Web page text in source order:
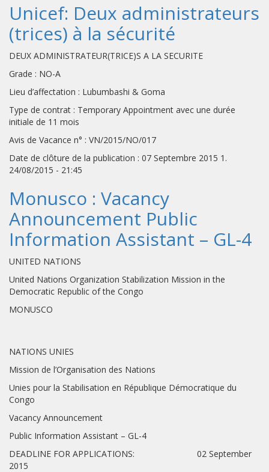
Unicef: Deux administrateurs
(trices) à la sécurité
DEUX ADMINISTRATEUR(TRICE)S A LA SECURITE
Grade : NO-A
Lieu d’affectation : Lubumbashi & Goma
Type de contrat : Temporary Appointment avec une durée
initiale de 11 mois
Avis de Vacance n° : VN/2015/NO/017
Date de clôture de la publication : 07 Septembre 2015 1.
24/08/2015 - 21:45
Monusco : Vacancy
Announcement Public
Information Assistant – GL-4
UNITED NATIONS
United Nations Organization Stabilization Mission in the
Democratic Republic of the Congo
MONUSCO
NATIONS UNIES
Mission de l’Organisation des Nations
Unies pour la Stabilisation en République Démocratique du
Congo
Vacancy Announcement
Public Information Assistant – GL-4
DEADLINE FOR APPLICATIONS: 02 September
2015